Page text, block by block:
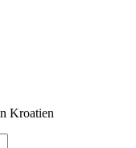
Kroatien